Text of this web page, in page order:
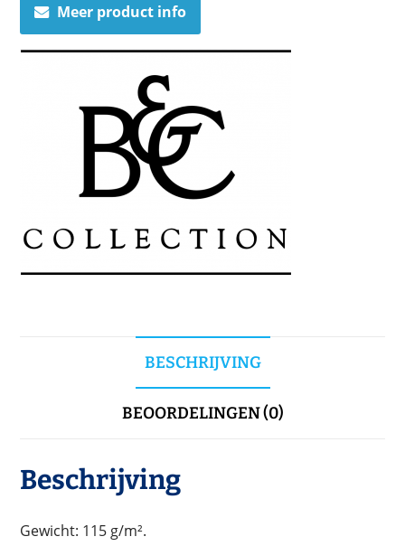
Meer product info
BESCHRIJVING
BEOORDELINGEN (0)
Beschrijving
Gewicht: 115 g/m².